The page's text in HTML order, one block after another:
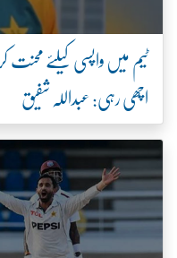
ٹیم میں واپسی کیلئے
اچھی رہی: عبداللہ شفیق